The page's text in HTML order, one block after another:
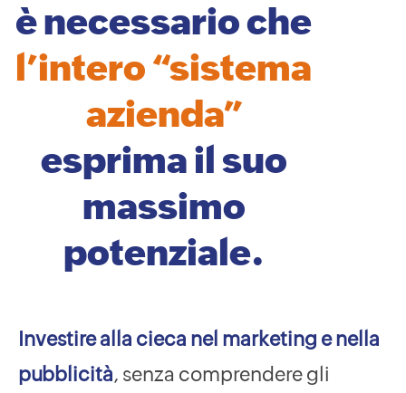
è necessario che
l’intero “sistema
azienda”
esprima il suo
massimo
potenziale.
Investire alla cieca nel marketing e nella
pubblicità, senza comprendere gli